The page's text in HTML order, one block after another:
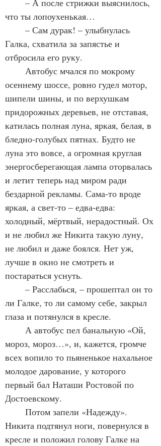
что ты лопоухенькая…
Галка, схватила за запястье и
отбросила его руку.
осеннему шоссе, ровно гудел мотор,
шипели шины, и по верхушкам
придорожных деревьев, не отставая,
катилась полная луна, яркая, белая, в
бледно-голубых пятнах. Будто не
луна это вовсе, а огромная круглая
энергосберегающая лампа оторвалась
и летит теперь над миром ради
бездарной рекламы. Сама-то вроде
яркая, а свет-то – едва-едва:
холодный, мёртвый, нерадостный. Ох
и не любил же Никита такую луну,
не любил и даже боялся. Нет уж,
лучше в окно не смотреть и
постараться уснуть.
ли Галке, то ли самому себе, закрыл
глаза и потянулся в кресле.
мороз, мороз…», и, кажется, громче
всех вопило то пьяненькое нахальное
молодое дарование, у которого
первый бал Наташи Ростовой по
Достоевскому.
Никита подтянул ноги, повернулся в
кресле и положил голову Галке на